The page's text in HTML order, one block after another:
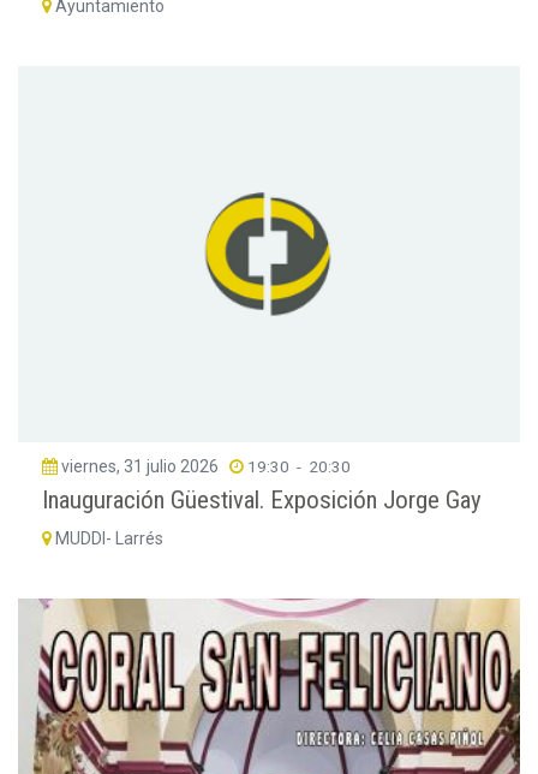
Ayuntamiento
viernes, 31 julio 2026 19:30 - 20:30
Inauguración Güestival. Exposición Jorge Gay
MUDDI- Larrés